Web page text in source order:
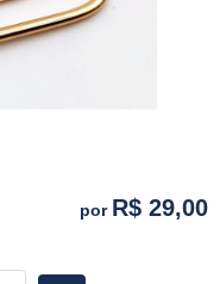
por R$ 29,00